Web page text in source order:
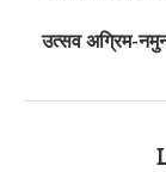
उत्सव अग्रिम-